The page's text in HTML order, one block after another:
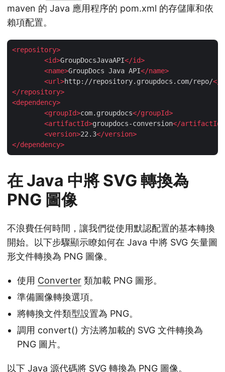
maven 的 Java 應用程序的 pom.xml 的存儲庫和依
賴項配置。
<repository>
<id>GroupDocsJavaAPI</id>
<name>GroupDocs Java API</name>
<url>http://repository.groupdocs.com/repo/</
</repository>
<dependency>
<groupId>com.groupdocs</groupId>
<artifactId>groupdocs-conversion</artifactId
<version>22.3</version>
</dependency>
在 Java 中將 SVG 轉換為
PNG 圖像
不浪費任何時間，讓我們從使用默認配置的基本轉換
開始。以下步驟顯示瞭如何在 Java 中將 SVG 矢量圖
形文件轉換為 PNG 圖像。
使用 Converter 類加載 PNG 圖形。
準備圖像轉換選項。
將轉換文件類型設置為 PNG。
調用 convert() 方法將加載的 SVG 文件轉換為
PNG 圖片。
以下 Java 源代碼將 SVG 轉換為 PNG 圖像。